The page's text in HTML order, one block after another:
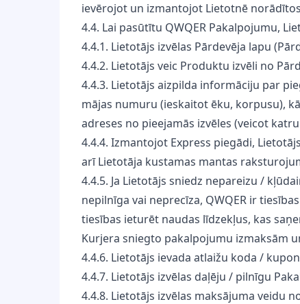
ievērojot un izmantojot Lietotnē
4.4. Lai pasūtītu QWQER Pakalpojumu,
4.4.1. Lietotājs izvēlas Pārdevēja lapu
4.4.2. Lietotājs veic Produktu izvēli no
4.4.3. Lietotājs aizpilda informāciju par
mājas numuru (ieskaitot ēku, korpusu),
adreses no pieejamās izvēles (veicot
4.4.4. Izmantojot Express piegādi,
arī Lietotāja kustamas mantas
4.4.5. Ja Lietotājs sniedz nepareizu /
nepilnīga vai neprecīza, QWQER ir
tiesības ieturēt naudas līdzekļus, kas
Kurjera sniegto pakalpojumu izmaksām
4.4.6. Lietotājs ievada atlaižu koda /
4.4.7. Lietotājs izvēlas daļēju / pilnīgu
4.4.8. Lietotājs izvēlas maksājuma veidu